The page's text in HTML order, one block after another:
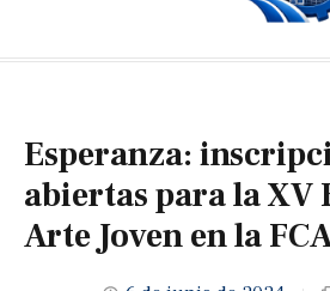
Esperanza:
abiertas para la XV
Arte Joven en la